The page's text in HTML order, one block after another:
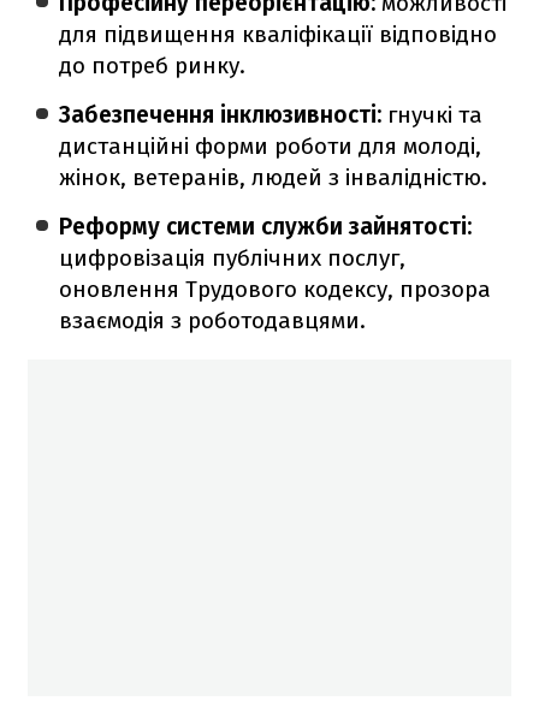
для підвищення кваліфікації відповідно
до потреб ринку.
Забезпечення інклюзивності: гнучкі та
дистанційні форми роботи для молоді,
жінок, ветеранів, людей з інвалідністю.
Реформу системи служби зайнятості:
цифровізація публічних послуг,
оновлення Трудового кодексу, прозора
взаємодія з роботодавцями.